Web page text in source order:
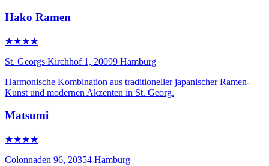
Hako Ramen
★★★★
St. Georgs Kirchhof 1, 20099 Hamburg
Harmonische Kombination aus traditioneller japanischer Ramen-
Kunst und modernen Akzenten in St. Georg.
Matsumi
★★★★
Colonnaden 96, 20354 Hamburg